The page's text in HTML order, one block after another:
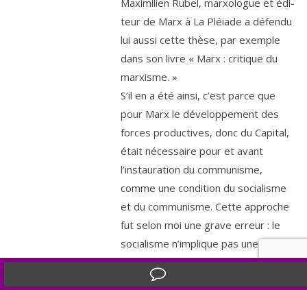
teur de Marx à La Pléiade a défen­du
lui aus­si cette thèse, par exemple
dans son livre « Marx : cri­tique du
marxisme. »
S’il en a été ain­si, c’est parce que
pour Marx le déve­lop­pe­ment des
forces pro­duc­tives, donc du Capital,
était néces­saire pour et avant
l’instauration du com­mu­nisme,
comme une condi­tion du socia­lisme
et du com­mu­nisme. Cette approche
fut selon moi une grave erreur : le
socia­lisme n’implique pas une quan­ti­
té don­née de pro­duc­tions, par
contre il implique un par­tage éga­li­